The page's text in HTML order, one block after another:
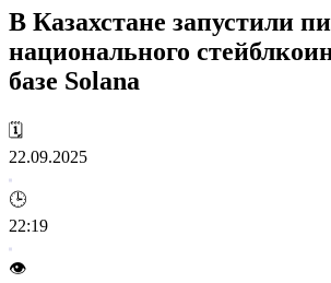
В Казахстане запустили
национального
базе Solana
🗓️
22.09.2025
🕒
22:19
👁️